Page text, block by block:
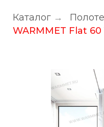
Каталог →
WARMMET Flat 60